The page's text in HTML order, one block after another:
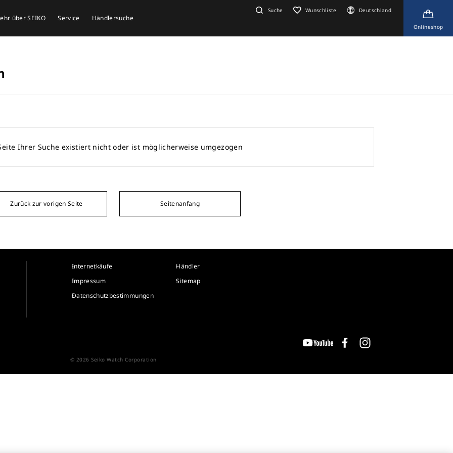
über SEIKO Service Händlersuche
Suche Wunschliste Deutschland
Onlineshop
Ihrer Suche existiert nicht oder ist möglicherweise umgezogen
Zurück zur vorigen Seite Seitenanfang
Internetkäufe
Impressum
Datenschutzbestimmungen
Händler
Sitemap
© 2026 Seiko Watch Corporation